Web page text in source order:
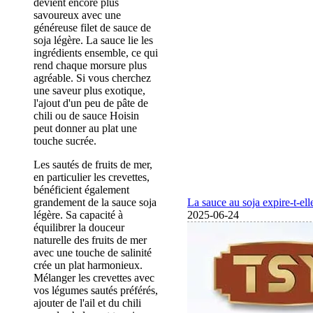
devient encore plus
savoureux avec une
généreuse filet de sauce de
soja légère. La sauce lie les
ingrédients ensemble, ce qui
rend chaque morsure plus
agréable. Si vous cherchez
une saveur plus exotique,
l'ajout d'un peu de pâte de
chili ou de sauce Hoisin
peut donner au plat une
touche sucrée.
Les sautés de fruits de mer,
en particulier les crevettes,
bénéficient également
grandement de la sauce soja
légère. Sa capacité à
équilibrer la douceur
naturelle des fruits de mer
avec une touche de salinité
crée un plat harmonieux.
Mélanger les crevettes avec
vos légumes sautés préférés,
ajouter de l'ail et du chili
La sauce au soja expire-t-
2025-06-24